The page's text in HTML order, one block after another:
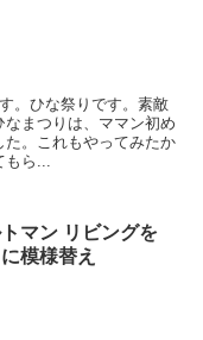
。ひな祭りです。素敵
まつりは、ママン初め
。これもやってみたか
もら...
マン リビングを
模様替え